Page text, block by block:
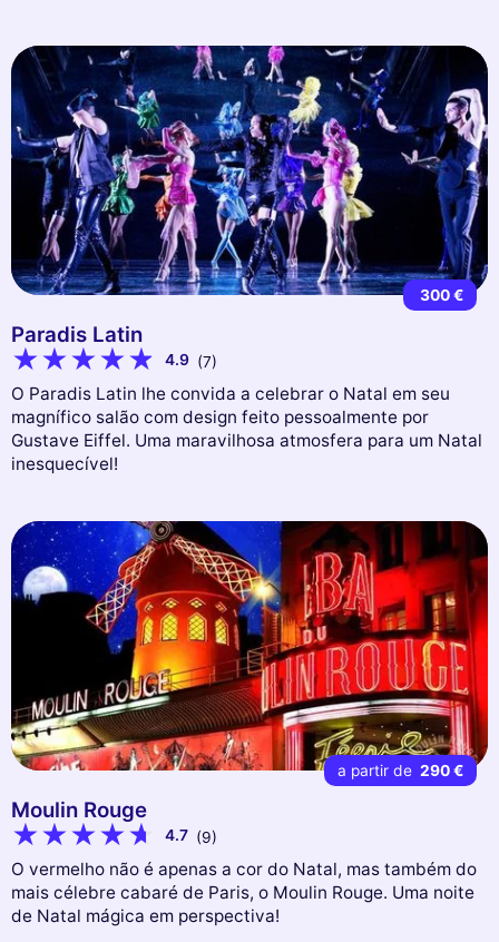
300 €
Paradis Latin
4.9 (7)
O Paradis Latin lhe convida a celebrar o Natal em seu
magnífico salão com design feito pessoalmente por
Gustave Eiffel. Uma maravilhosa atmosfera para um Natal
inesquecível!
a partir de 290 €
Moulin Rouge
4.7 (9)
O vermelho não é apenas a cor do Natal, mas também do
mais célebre cabaré de Paris, o Moulin Rouge. Uma noite
de Natal mágica em perspectiva!